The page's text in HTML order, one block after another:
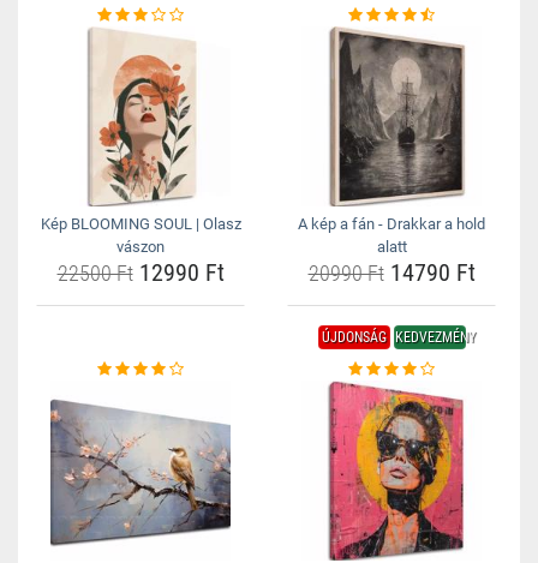
Kép BLOOMING SOUL | Olasz
vászon
22500 Ft12990 Ft
A kép a fán - Drakkar a hold
alatt
20990 Ft14790 Ft
ÚJDONSÁG KEDVEZMÉNY